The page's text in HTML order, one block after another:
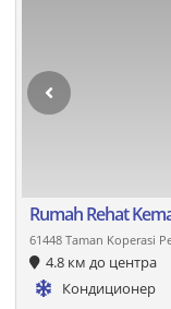
Rumah Rehat
61448 Taman Koperasi
4.8 км до центра
Кондиционер